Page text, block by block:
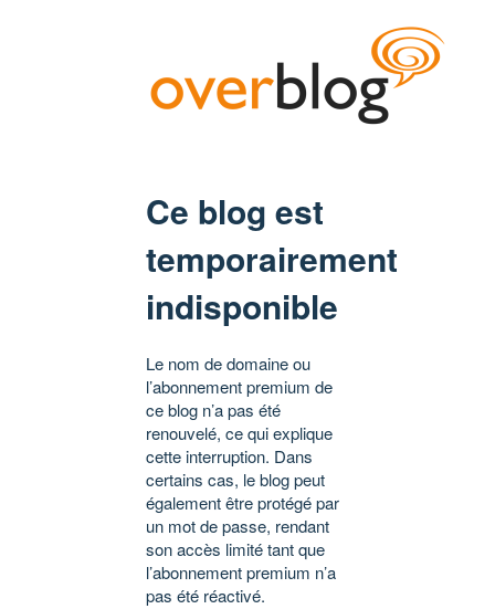
Ce blog est
temporairement
indisponible
Le nom de domaine ou
l’abonnement premium de
ce blog n’a pas été
renouvelé, ce qui explique
cette interruption. Dans
certains cas, le blog peut
également être protégé par
un mot de passe, rendant
son accès limité tant que
l’abonnement premium n’a
pas été réactivé.